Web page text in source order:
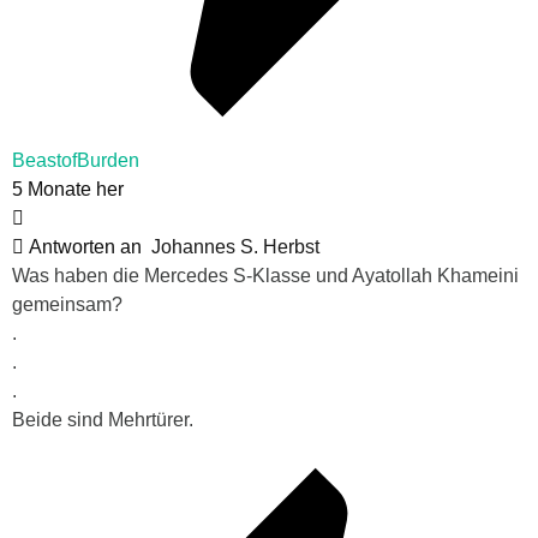
BeastofBurden
5 Monate her
Antworten an Johannes S. Herbst
Was haben die Mercedes S-Klasse und Ayatollah Khameini
gemeinsam?
.
.
.
Beide sind Mehrtürer.